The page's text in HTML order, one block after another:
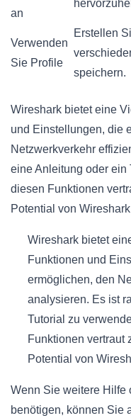
an
Verwenden
Sie Profile
Erstellen
speichern.
Wireshark bietet eine
und Einstellungen, die
Netzwerkverkehr
eine Anleitung oder ein
diesen Funktionen
Potential von
Wireshark bietet
Funktionen und
ermöglichen, den
analysieren. Es ist
Tutorial zu
Funktionen vertraut
Potential von
Wenn Sie weitere Hilfe
benötigen, können Sie